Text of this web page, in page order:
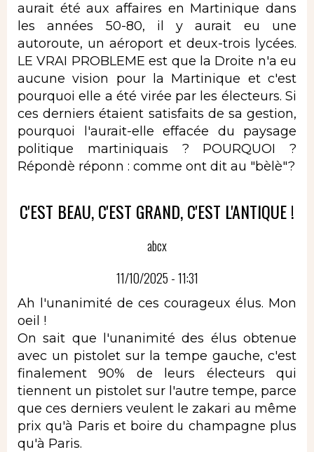
aurait été aux affaires en Martinique dans
les années 50-80, il y aurait eu une
autoroute, un aéroport et deux-trois lycées.
LE VRAI PROBLEME est que la Droite n'a eu
aucune vision pour la Martinique et c'est
pourquoi elle a été virée par les électeurs. Si
ces derniers étaient satisfaits de sa gestion,
pourquoi l'aurait-elle effacée du paysage
politique martiniquais ? POURQUOI ?
Répondè réponn : comme ont dit au "bèlè"?
C'EST BEAU, C'EST GRAND, C'EST L'ANTIQUE !
abcx
11/10/2025 - 11:31
Ah l'unanimité de ces courageux élus. Mon
oeil !
On sait que l'unanimité des élus obtenue
avec un pistolet sur la tempe gauche, c'est
finalement 90% de leurs électeurs qui
tiennent un pistolet sur l'autre tempe, parce
que ces derniers veulent le zakari au même
prix qu'à Paris et boire du champagne plus
qu'à Paris.